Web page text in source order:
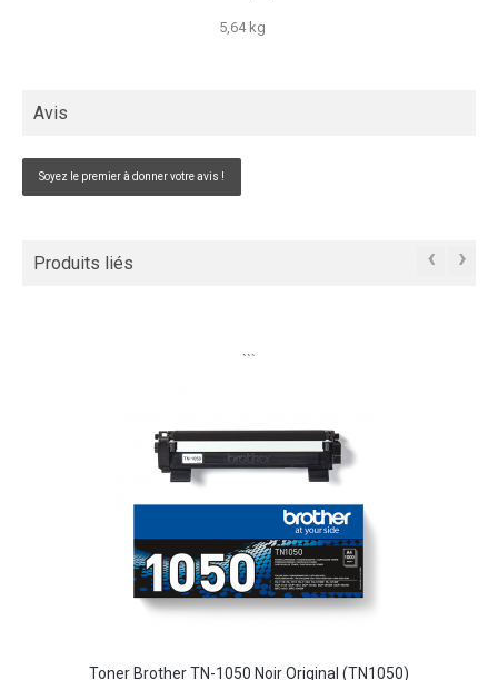
5,64 kg
Avis
Soyez le premier à donner votre avis !
Produits liés ‹ ›
```
Toner Brother TN-1050 Noir Original (TN1050)